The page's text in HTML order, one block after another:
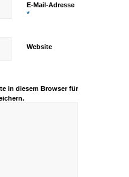
E-Mail-Adresse
*
Website
in diesem Browser für